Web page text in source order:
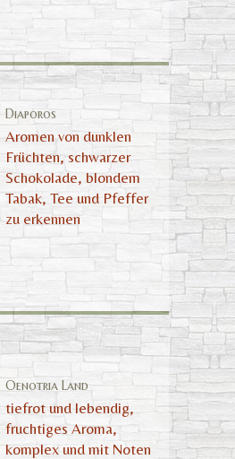
Diaporos
Aromen von dunklen
Früchten, schwarzer
Schokolade, blondem
Tabak, Tee und Pfeffer
zu erkennen
Oenotria Land
tiefrot und lebendig,
fruchtiges Aroma,
komplex und mit Noten